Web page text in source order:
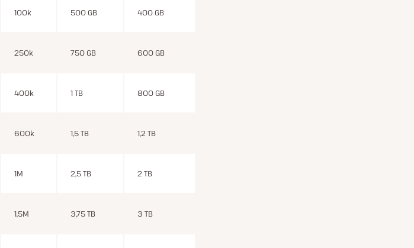
100k 500 GB 400 GB
250k 750 GB 600 GB
400k 1 TB 800 GB
600k 1,5 TB 1,2 TB
1M 2,5 TB 2 TB
1,5M 3,75 TB 3 TB